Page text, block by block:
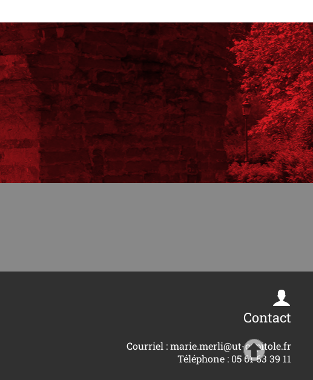
Contact
Courriel : marie.merli@ut-capitole.fr
Téléphone : 05 61 63 39 11